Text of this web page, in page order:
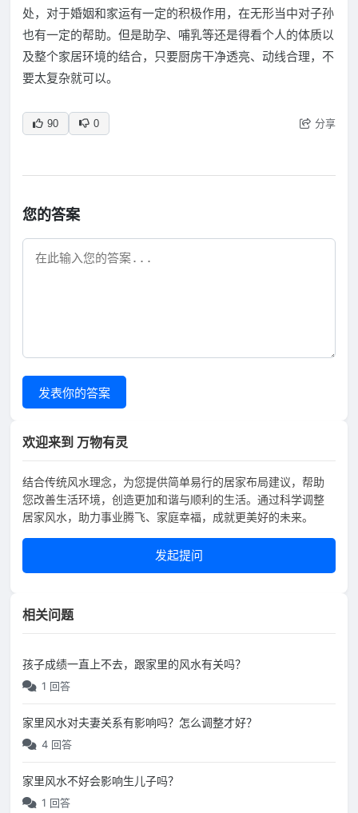
处，对于婚姻和家运有一定的积极作用，在无形当中对子孙
也有一定的帮助。但是助孕、哺乳等还是得看个人的体质以
及整个家居环境的结合，只要厨房干净透亮、动线合理，不
要太复杂就可以。
90 0 分享
您的答案
发表你的答案
欢迎来到 万物有灵
结合传统风水理念，为您提供简单易行的居家布局建议，帮助
您改善生活环境，创造更加和谐与顺利的生活。通过科学调整
居家风水，助力事业腾飞、家庭幸福，成就更美好的未来。
发起提问
相关问题
孩子成绩一直上不去，跟家里的风水有关吗？
1 回答
家里风水对夫妻关系有影响吗？怎么调整才好？
4 回答
家里风水不好会影响生儿子吗？
1 回答